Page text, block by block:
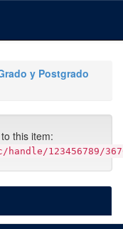
y Postgrado
this item:
123456789/